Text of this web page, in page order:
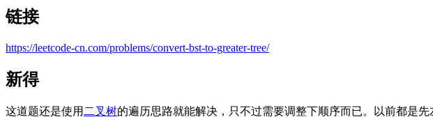
链接
https://leetcode-cn.com/problems/convert-bst-to-greater-tree/
新得
这道题还是使用 二叉树的遍历思路就能解决，只不过需要调整下顺序而已。以前都是